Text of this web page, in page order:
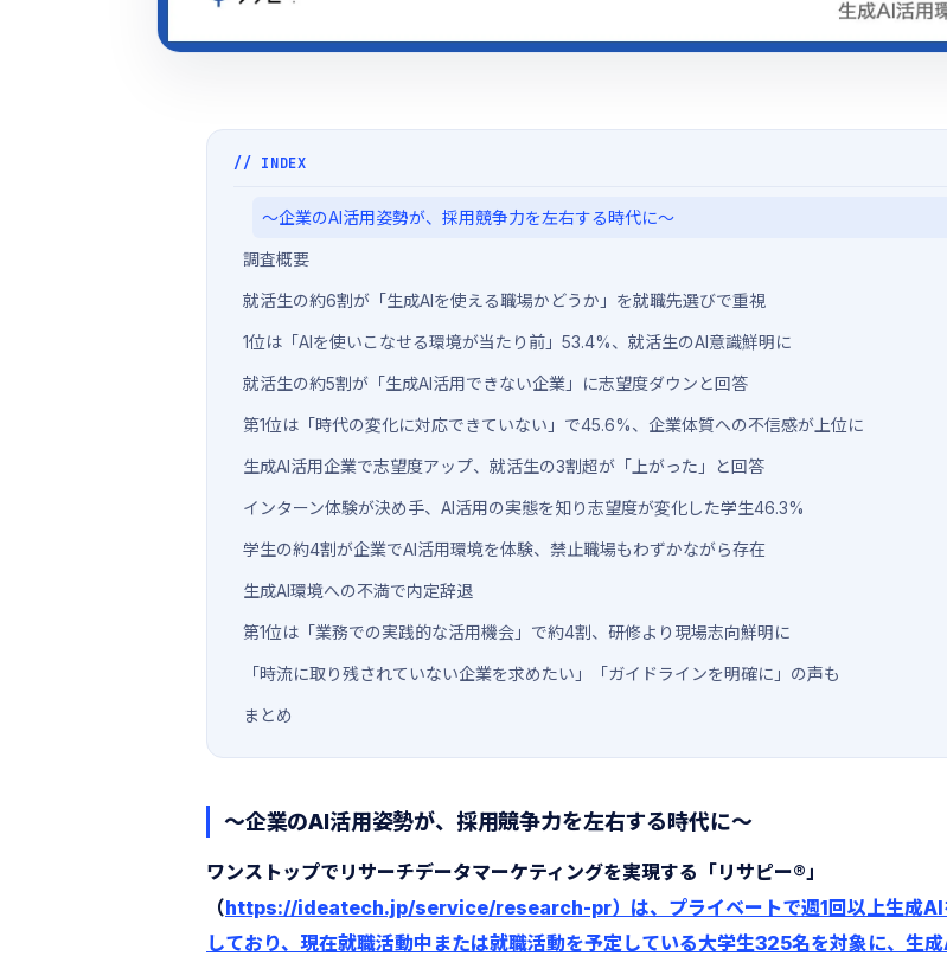
// INDEX
〜企業のAI活用姿勢が、採用競争力を左右する時代に〜
調査概要
就活生の約6割が「生成AIを使える職場かどうか」を就職先選びで重視
1位は「AIを使いこなせる環境が当たり前」53.4%、就活生のAI意識鮮明に
就活生の約5割が「生成AI活用できない企業」に志望度ダウンと回答
第1位は「時代の変化に対応できていない」で45.6%、企業体質への不信感が上位に
生成AI活用企業で志望度アップ、就活生の3割超が「上がった」と回答
インターン体験が決め手、AI活用の実態を知り志望度が変化した学生46.3%
学生の約4割が企業でAI活用環境を体験、禁止職場もわずかながら存在
生成AI環境への不満で内定辞退
第1位は「業務での実践的な活用機会」で約4割、研修より現場志向鮮明に
「時流に取り残されていない企業を求めたい」「ガイドラインを明確に」の声も
まとめ
〜企業のAI活用姿勢が、採用競争力を左右する時代に〜
ワンストップでリサーチデータマーケティングを実現する「リサピー®️」
（https://ideatech.jp/service/research-pr）は、プライベートで週1回以上生成AI
しており、現在就職活動中または就職活動を予定している大学生325名を対象に、生